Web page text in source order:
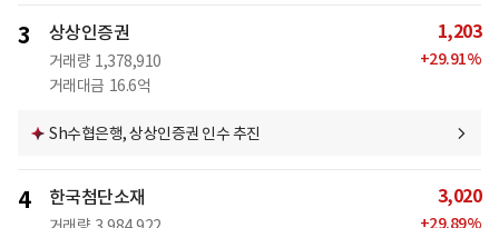
3 상상인증권
거래량 1,378,910
거래대금 16.6억
1,203
+29.91%
Sh수협은행, 상상인증권 인수 추진
4 한국첨단소재 3,020
+29.89%